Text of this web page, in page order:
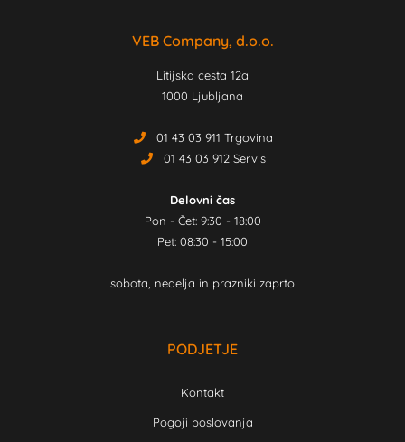
VEB Company, d.o.o.
Litijska cesta 12a
1000 Ljubljana
01 43 03 911 Trgovina
01 43 03 912 Servis
Delovni čas
Pon - Čet: 9:30 - 18:00
Pet: 08:30 - 15:00
sobota, nedelja in prazniki zaprto
PODJETJE
Kontakt
Pogoji poslovanja